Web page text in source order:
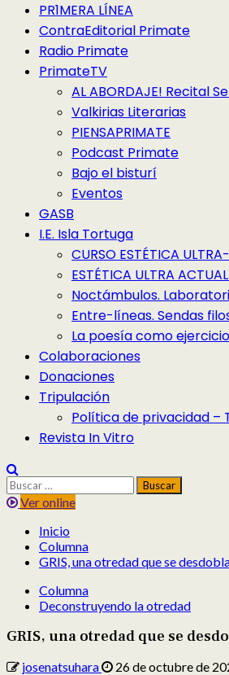
PR1MERA LÍNEA
ContraEditorial Primate
Radio Primate
PrimateTV
AL ABORDAJE! Recital
Valkirias Literarias
PIENSAPRIMATE
Podcast Primate
Bajo el bisturí
Eventos
GASB
I.E. Isla Tortuga
CURSO ESTÉTICA
ESTÉTICA ULTRA
Noctámbulos.
Entre-líneas. Sendas
La poesía como
Colaboraciones
Donaciones
Tripulación
Política de privacidad –
Revista In Vitro
Buscar:
Ver online
Inicio
Columna
GRIS, una otredad que se
Columna
Deconstruyendo la otredad
GRIS, una otredad que se
josenatsuhara 26 de octubre de